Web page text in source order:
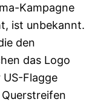
Kampagne
ist unbekannt.
den
das Logo
US-Flagge